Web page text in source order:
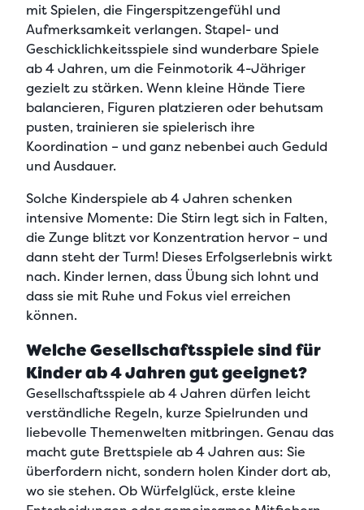
mit Spielen, die Fingerspitzengefühl und
Aufmerksamkeit verlangen. Stapel- und
Geschicklichkeitsspiele sind wunderbare Spiele
ab 4 Jahren, um die Feinmotorik 4-Jähriger
gezielt zu stärken. Wenn kleine Hände Tiere
balancieren, Figuren platzieren oder behutsam
pusten, trainieren sie spielerisch ihre
Koordination – und ganz nebenbei auch Geduld
und Ausdauer.
Solche Kinderspiele ab 4 Jahren schenken
intensive Momente: Die Stirn legt sich in Falten,
die Zunge blitzt vor Konzentration hervor – und
dann steht der Turm! Dieses Erfolgserlebnis wirkt
nach. Kinder lernen, dass Übung sich lohnt und
dass sie mit Ruhe und Fokus viel erreichen
können.
Welche Gesellschaftsspiele sind für
Kinder ab 4 Jahren gut geeignet?
Gesellschaftsspiele ab 4 Jahren dürfen leicht
verständliche Regeln, kurze Spielrunden und
liebevolle Themenwelten mitbringen. Genau das
macht gute Brettspiele ab 4 Jahren aus: Sie
überfordern nicht, sondern holen Kinder dort ab,
wo sie stehen. Ob Würfelglück, erste kleine